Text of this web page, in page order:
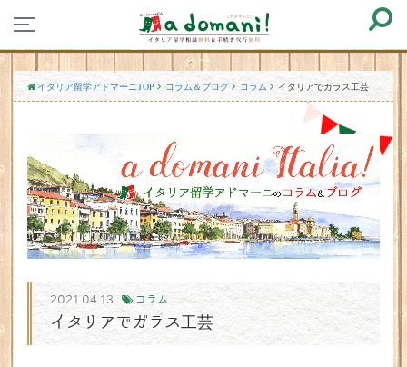
イタリア留学アドマーニTOP コラム＆ブログ コラム イタリアでガラス工芸
2021.04.13 コラム
イタリアでガラス工芸